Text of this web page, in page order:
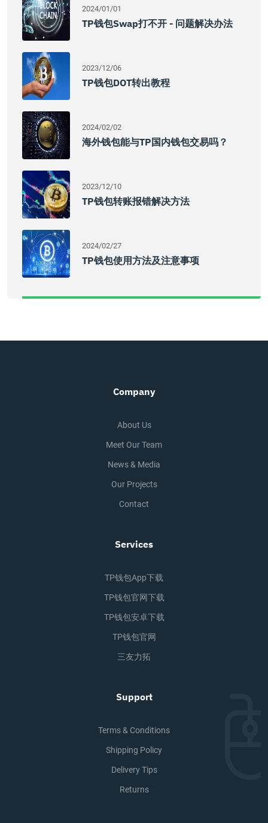
2024/01/01
TP钱包Swap打不开 - 问题解决办法
2023/12/06
TP钱包DOT转出教程
2024/02/02
海外钱包能与TP国内钱包交易吗？
2023/12/10
TP钱包转账报错解决方法
2024/02/27
TP钱包使用方法及注意事项
Company
About Us
Meet Our Team
News & Media
Our Projects
Contact
Services
TP钱包app下载
TP钱包官网下载
TP钱包安卓下载
TP钱包官网
三友力拓
Support
Terms & Conditions
Shipping Policy
Delivery Tips
Returns